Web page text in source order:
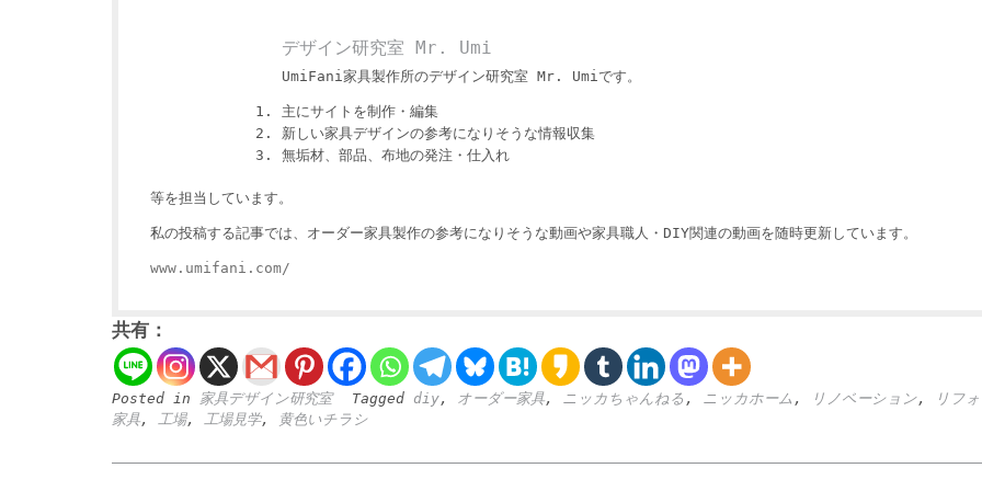
デザイン研究室 Mr. Umi
UmiFani家具製作所のデザイン研究室 Mr. Umiです。
主にサイトを制作・編集
新しい家具デザインの参考になりそうな情報収集
無垢材、部品、布地の発注・仕入れ
等を担当しています。
私の投稿する記事では、オーダー家具製作の参考になりそうな動画や家具職人・DIY関連の動画を随時更新しています。
www.umifani.com/
共有：
Posted in 家具デザイン研究室 Tagged diy, オーダー家具, ニッカちゃんねる , ニッカホーム , リノベーション,
リフ
家具, 工場, 工場見学, 黄色いチラシ